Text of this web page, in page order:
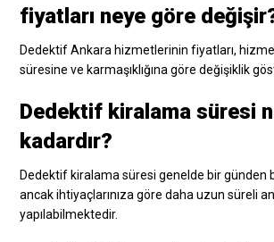
fiyatları neye göre
Dedektif Ankara hizmetlerinin fiyatları,
süresine ve karmaşıklığına göre değişiklik
Dedektif kiralama süresi
kadardır?
Dedektif kiralama süresi genelde bir günden
ancak ihtiyaçlarınıza göre daha uzun süreli
yapılabilmektedir.